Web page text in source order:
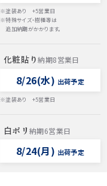
※塗装あり +5営業日
※特殊サイズ・樹種等は
追加納期がかかります。
化粧貼り納期8営業日
8/26(水) 出荷予定
※塗装あり +5営業日
白ポリ納期6営業日
8/24(月) 出荷予定